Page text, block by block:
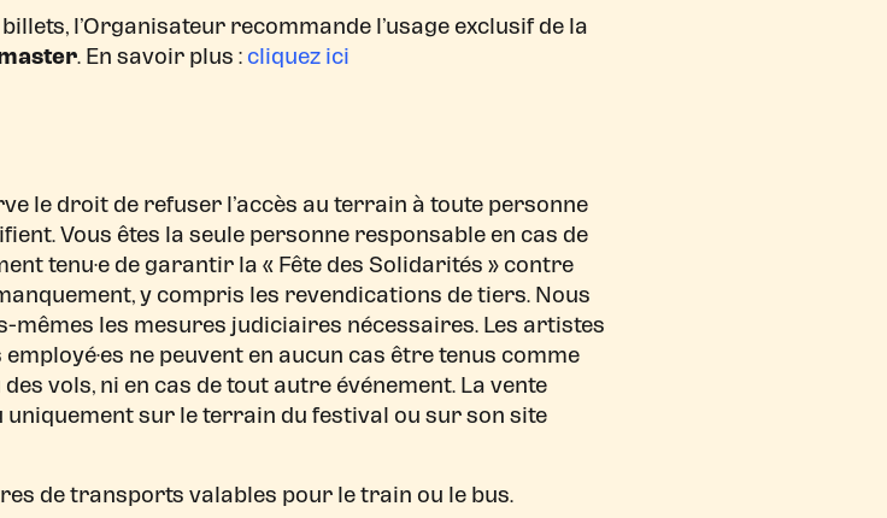
l’Organisateur recommande l’usage exclusif de la
. En savoir plus :cliquez ici
le droit de refuser l’accès au terrain à toute personne
Vous êtes la seule personne responsable en cas de
tenu·e de garantir la « Fête des Solidarités » contre
y compris les revendications de tiers. Nous
les mesures judiciaires nécessaires. Les artistes
ne peuvent en aucun cas être tenus comme
vols, ni en cas de tout autre événement. La vente
sur le terrain du festival ou sur son site
de transports valables pour le train ou le bus.